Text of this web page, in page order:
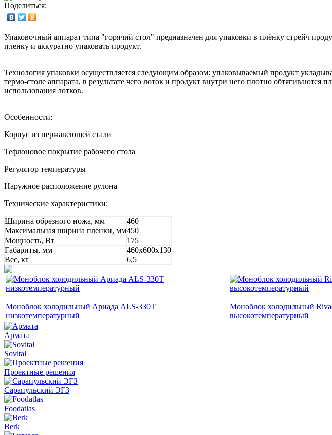
Поделиться:
Упаковочный аппарат типа "горячий стол" предназначен для упаковки в плёнку стрейч
пленку и аккуратно упаковать продукт.
Технология упаковки осуществляется следующим образом: упаковываемый продукт
термо-столе аппарата, в результате чего лоток и продукт внутри него плотно
использования лотков.
Особенности:
Корпус из нержавеющей стали
Тефлоновое покрытие рабочего стола
Регулятор температуры
Наружное расположение рулона
Технические характеристики:
Ширина обрезного ножа, мм
460
Максимальная ширина пленки, мм450
Мощность, Вт
175
Габариты, мм
460х600х130
Вес, кг
6,5
Моноблок холодильный Ариада ALS-330Т
низкотемпературный
Моноблок холодильный
высокотемпературный
Армата
Sovital
Проектные решения
Сарапульский ЭГЗ
Foodatlas
Berk